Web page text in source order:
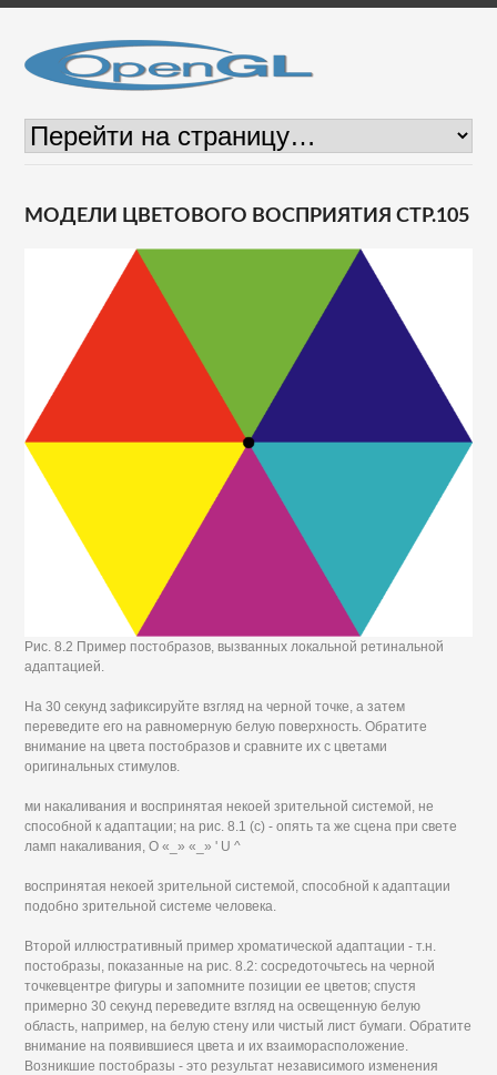
МОДЕЛИ ЦВЕТОВОГО ВОСПРИЯТИЯ СТР.105
Рис. 8.2 Пример постобразов, вызванных локальной ретинальной
адаптацией.
На 30 секунд зафиксируйте взгляд на черной точке, а затем
переведите его на равномерную белую поверхность. Обратите
внимание на цвета постобразов и сравните их с цветами
оригинальных стимулов.
ми накаливания и воспринятая некоей зрительной системой, не
способной к адаптации; на рис. 8.1 (с) - опять та же сцена при свете
ламп накаливания, О «_» «_» ' U ^
воспринятая некоей зрительной системой, способной к адаптации
подобно зрительной системе человека.
Второй иллюстративный пример хроматической адаптации - т.н.
постобразы, показанные на рис. 8.2: сосредоточьтесь на черной
точкевцентре фигуры и запомните позиции ее цветов; спустя
примерно 30 секунд переведите взгляд на освещенную белую
область, например, на белую стену или чистый лист бумаги. Обратите
внимание на появившиеся цвета и их взаиморасположение.
Возникшие постобразы - это результат независимого изменения